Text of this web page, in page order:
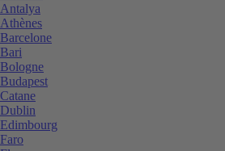
Antalya
Athènes
Barcelone
Bari
Bologne
Budapest
Catane
Dublin
Edimbourg
Faro